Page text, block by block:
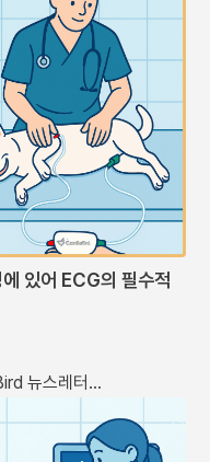
있어 ECG의 필수적
뉴스레터…